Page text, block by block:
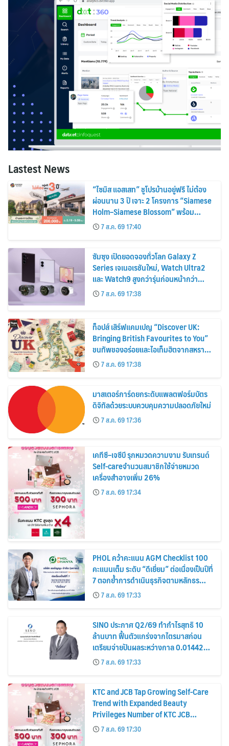
Lastest News
“ไซมิส แอสเสท” ชูโปรบ้านอยู่ฟรี ไม่ต้อง
ผ่อนนาน 3 ปี เจาะ 2 โครงการ “Siamese
Holm–Siamese Blossom” พร้อม
ส่วนลดและสิทธิพิเศษถึง 31 สิงหาคม
2569
7 ส.ค. 69 17:40
ซัมซุง เปิดยอดจองทั่วโลก Galaxy Z
Series เจเนอเรชันใหม่, Watch Ultra2
และ Watch9 สูงกว่ารุ่นก่อนหน้ากว่า
30%7 ส.ค. 69 17:38
ท็อปส์ เสิร์ฟแคมเปญ “Discover UK:
Bringing British Favourites to You”
ขนทัพของอร่อยและไอเท็มฮิตจากสหราช
อาณาจักร ส่งตรงถึงมือตั้งแต่วันนี้ – 18
สิงหาคมนี้
7 ส.ค. 69 17:38
มาสเตอร์การ์ดยกระดับแพลตฟอร์มบัตร
ดิจิทัลด้วยระบบควบคุมความปลอดภัยใหม่
7 ส.ค. 69 17:36
เคทีซี–เจซีบี รุกหมวดความงาม รับเทรนด์
Self-careจำนวนสมาชิกใช้จ่ายหมวด
เครื่องสำอางเพิ่ม 26%
7 ส.ค. 69 17:34
PHOL คว้าคะแนน AGM Checklist 100
คะแนนเต็ม ระดับ “ดีเยี่ยม” ต่อเนื่องเป็นปีที่
7 ตอกย้ำการดำเนินธุรกิจตามหลักธร
รมาภิบาล โปร่งใส สร้างความเชื่อมั่นผู้ถือ
หุ้น
7 ส.ค. 69 17:33
SINO ประกาศ Q2/69 ทำกำไรสุทธิ 10
ล้านบาท ฟื้นตัวแกร่งจากไตรมาสก่อน
เตรียมจ่ายปันผลระหว่างกาล 0.014423
บาทต่อหุ้น ครึ่งปีหลังมุ่งเติบโตต่อเนื่อง
7 ส.ค. 69 17:33
KTC and JCB Tap Growing Self-Care
Trend with Expanded Beauty
Privileges Number of KTC JCB
Cardmembers Spending on
Cosmetics Rises 26%
7 ส.ค. 69 17:30